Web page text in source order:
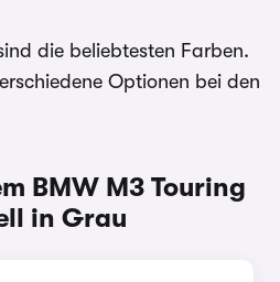
die beliebtesten Farben.
Optionen bei den
BMW M3 Touring
in Grau